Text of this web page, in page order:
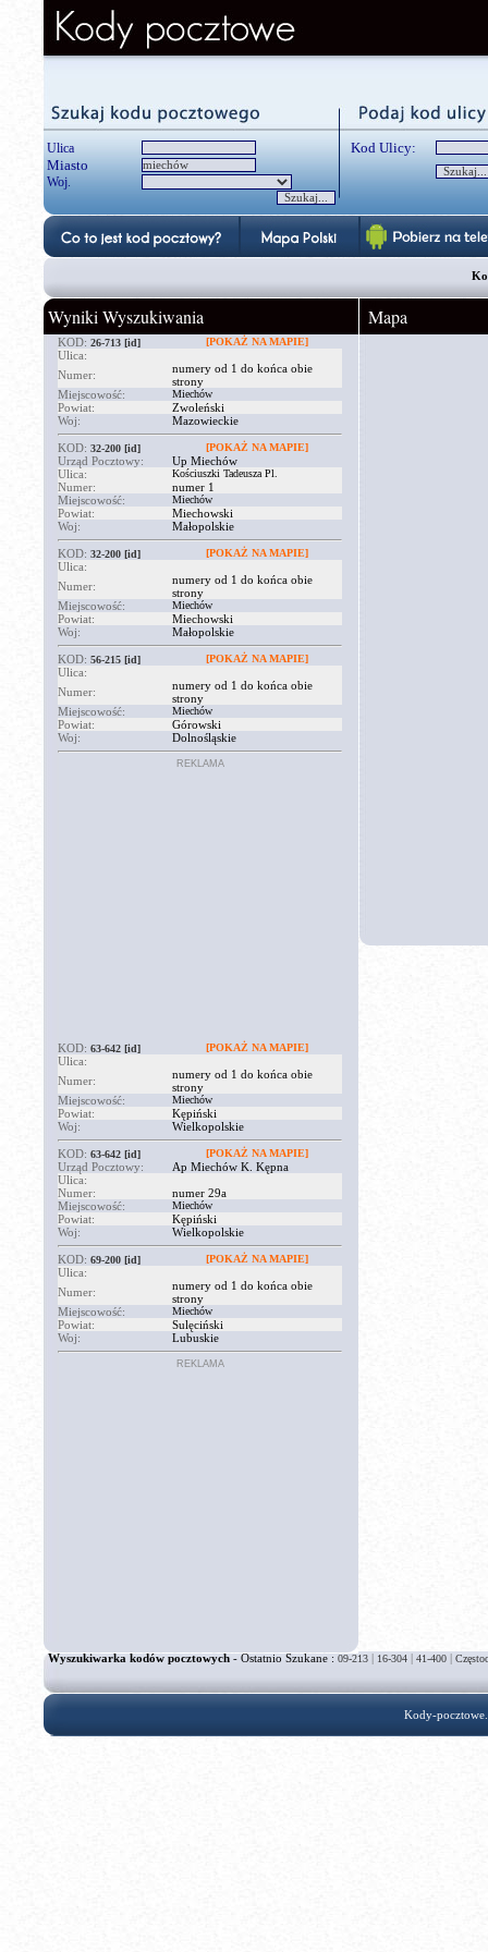
Ulica
Miasto
Woj.
Kod Ulicy:
Wyniki Wyszukiwania
KOD: 26-713 [id] [POKAŻ NA MAPIE]
Ulica:
Numer:
numery od 1 do końca obie
strony
Miejscowość:
Miechów
Powiat:
Zwoleński
Woj:
Mazowieckie
KOD: 32-200 [id] [POKAŻ NA MAPIE]
Urząd Pocztowy:
Up Miechów
Ulica:
Kościuszki Tadeusza Pl.
Numer:
numer 1
Miejscowość:
Miechów
Powiat:
Miechowski
Woj:
Małopolskie
KOD: 32-200 [id] [POKAŻ NA MAPIE]
Ulica:
Numer:
numery od 1 do końca obie
strony
Miejscowość:
Miechów
Powiat:
Miechowski
Woj:
Małopolskie
KOD: 56-215 [id] [POKAŻ NA MAPIE]
Ulica:
Numer:
numery od 1 do końca obie
strony
Miejscowość:
Miechów
Powiat:
Górowski
Woj:
Dolnośląskie
REKLAMA
KOD: 63-642 [id] [POKAŻ NA MAPIE]
Ulica:
Numer:
numery od 1 do końca obie
strony
Miejscowość:
Miechów
Powiat:
Kępiński
Woj:
Wielkopolskie
KOD: 63-642 [id] [POKAŻ NA MAPIE]
Urząd Pocztowy:
Ap Miechów K. Kępna
Ulica:
Numer:
numer 29a
Miejscowość:
Miechów
Powiat:
Kępiński
Woj:
Wielkopolskie
KOD: 69-200 [id] [POKAŻ NA MAPIE]
Ulica:
Numer:
numery od 1 do końca obie
strony
Miejscowość:
Miechów
Powiat:
Sulęciński
Woj:
Lubuskie
REKLAMA
Mapa
Wyszukiwarka kodów pocztowych- Ostatnio Szukane :09-213 | 16-304 | 41-400 |
Kody-